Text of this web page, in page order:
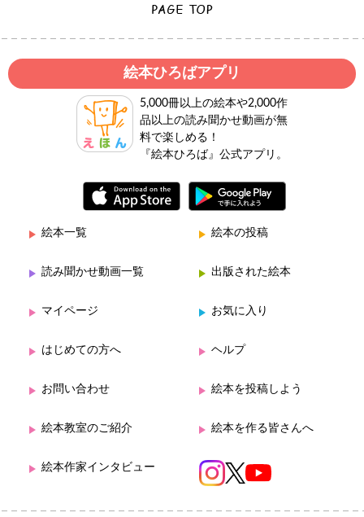
絵本ひろばアプリ
5,000冊以上の絵本や2,000作
品以上の読み聞かせ動画が無
料で楽しめる！
『絵本ひろば』公式アプリ。
絵本一覧 絵本の投稿
読み聞かせ動画一覧 出版された絵本
マイページ お気に入り
はじめての方へ ヘルプ
お問い合わせ 絵本を投稿しよう
絵本教室のご紹介 絵本を作る皆さんへ
絵本作家インタビュー